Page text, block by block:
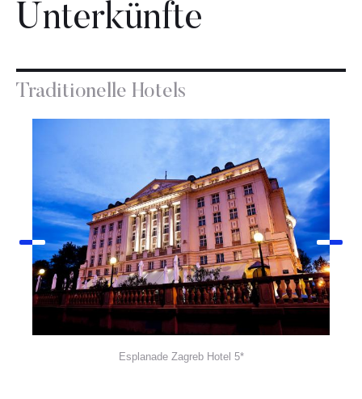
Unterkünfte
Traditionelle Hotels
Esplanade Zagreb Hotel 5*